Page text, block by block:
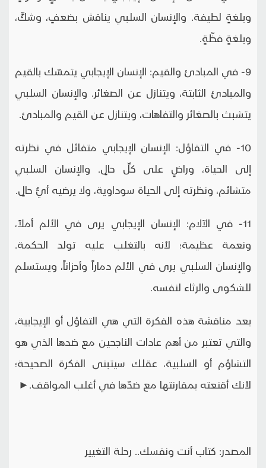
وبلغةٍ لطيفة. والإنسان السلبي يناقش بضعفٍ، وشكٍّ،
وبلغةٍ فظّةٍ.
9- في المبادئ والقيم: الإنسان الإيجابي يتمسّك بالقيم
والمبادئ الثابتة، ويتنازل عن الصغائر. والإنسان السلبي
يتشبث بالصغائر والتفاهات، ويتنازل عن القيم والمبادئ.
10- في التفاؤل: الإنسان الإيجابي متفائل في نظرته
إلى الحياة، وراضٍ على كلِّ حالٍ. والإنسان السلبي
متشائم، ونظرته إلى الحياة سوداوية، ولا يرضيه أيُّ حالٍ.
11- في الآلام: الإنسان الإيجابي يرى في الألم أملاً،
ونعمة عظيمة؛ لأنه بالتغلب عليه تولد الحكمة.
والإنسان السلبي يرى في الألم دماراً وأحزاناً، ويستسلم
للشكوى والرثاء لنفسه.
بعد مناقشة هذه الفكرة التي هي التفاؤل أو الإيجابية،
والتي تعتبر من أهم عادات الناجحين مع ضدها الذي هو
التشاؤم أو السلبية، عقلك سيتبنى الفكرة الصحيحة؛
لأنك أقنعته بمقارنتها مع ضدّها في أغلب المواقف.►
المصدر: كتاب أنت ونفسك.. رحلة التغيير